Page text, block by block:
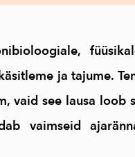
ja tajume.
vaid see lausa loob
vaimseid